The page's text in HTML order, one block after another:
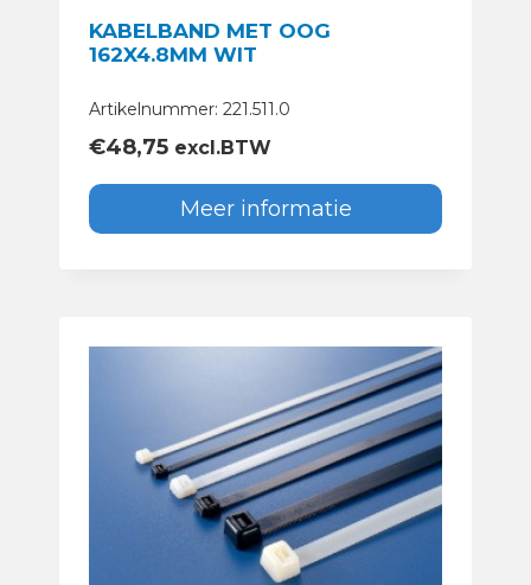
KABELBAND MET OOG
162X4.8MM WIT
Artikelnummer: 221.511.0
€48,75 excl.BTW
Meer informatie